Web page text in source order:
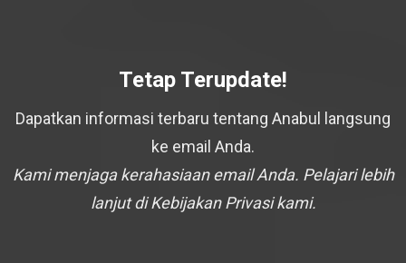
Tetap Terupdate!
Dapatkan informasi terbaru tentang Anabul langsung
ke email Anda.
Kami menjaga kerahasiaan email Anda. Pelajari lebih
lanjut di Kebijakan Privasi kami.